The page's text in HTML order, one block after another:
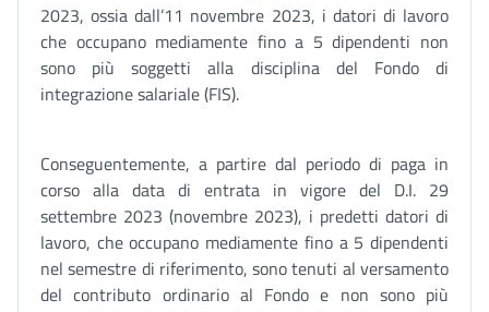
2023, ossia dall’11 novembre 2023, i datori di lavoro
che occupano mediamente fino a 5 dipendenti non
sono più soggetti alla disciplina del Fondo di
integrazione salariale (FIS).
Conseguentemente, a partire dal periodo di paga in
corso alla data di entrata in vigore del D.I. 29
settembre 2023 (novembre 2023), i predetti datori di
lavoro, che occupano mediamente fino a 5 dipendenti
nel semestre di riferimento, sono tenuti al versamento
del contributo ordinario al Fondo e non sono più